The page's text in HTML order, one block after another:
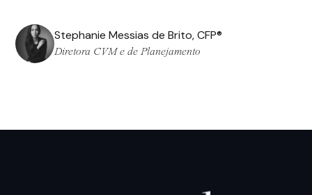
Stephanie Messias de Brito, CFP®
Diretora CVM e de Planejamento